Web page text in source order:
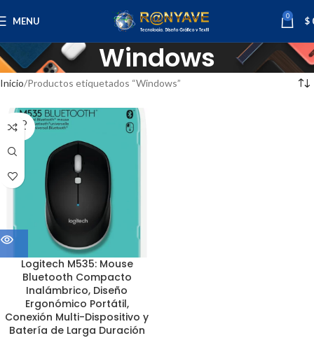
MENU 0 $
Windows
Inicio Productos etiquetados “Windows”
SOLD
OUT
Logitech M535: Mouse
Bluetooth Compacto
Inalámbrico, Diseño
Ergonómico Portátil,
Conexión Multi-Dispositivo y
Batería de Larga Duración